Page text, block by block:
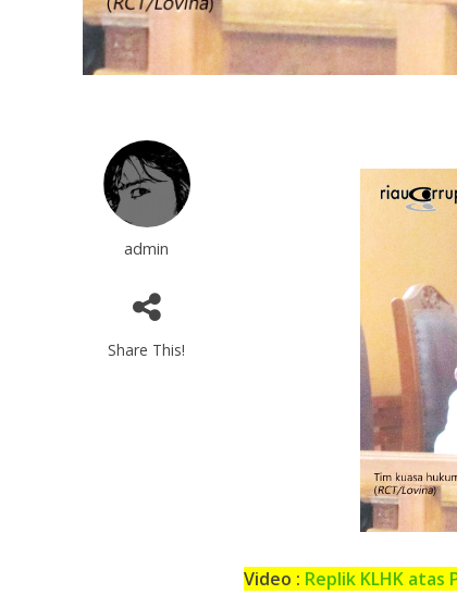
admin
Share This!
Video : Replik KLHK atas